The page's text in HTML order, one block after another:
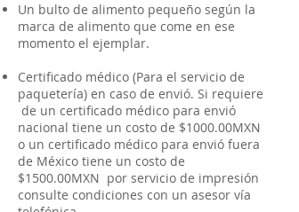
Un bulto de alimento pequeño según la
marca de alimento que come en ese
momento el ejemplar.
Certificado médico (Para el servicio de
paquetería) en caso de envió. Si requiere
de un certificado médico para envió
nacional tiene un costo de $1000.00MXN
o un certificado médico para envió fuera
de México tiene un costo de
$1500.00MXN por servicio de impresión
consulte condiciones con un asesor vía